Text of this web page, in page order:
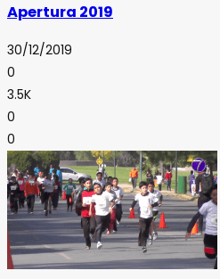
Apertura 2019
30/12/2019
0
3.5K
0
0